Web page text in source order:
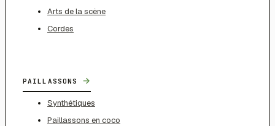
Arts de la scène
Cordes
PAILLASSONS →
Synthétiques
Paillassons en coco